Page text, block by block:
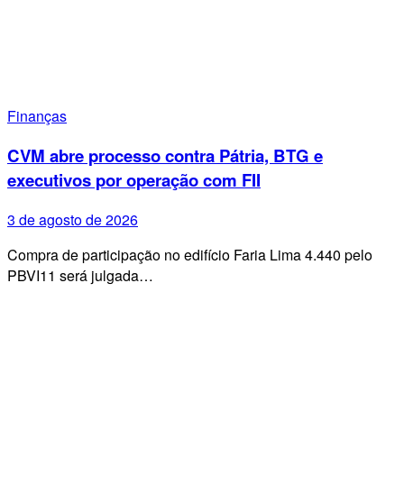
Finanças
CVM abre processo contra Pátria, BTG e
executivos por operação com FII
3 de agosto de 2026
Compra de participação no edifício Faria Lima 4.440 pelo
PBVI11 será julgada…